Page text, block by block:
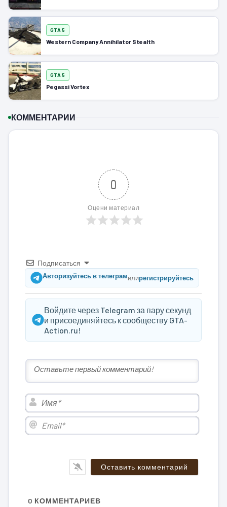
GTA 5
Western Company Annihilator Stealth
GTA 5
Pegassi Vortex
КОММЕНТАРИИ
0
Оцени материал
Подписаться
Авторизуйтесь в телеграмилирегистрируйтесь
Войдите через Telegram за пару секунд
и присоединяйтесь к сообществу GTA-
Action.ru!
Имя*
Email*
0 КОММЕНТАРИЕВ